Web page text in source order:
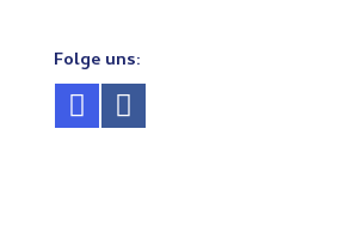
Folge uns: